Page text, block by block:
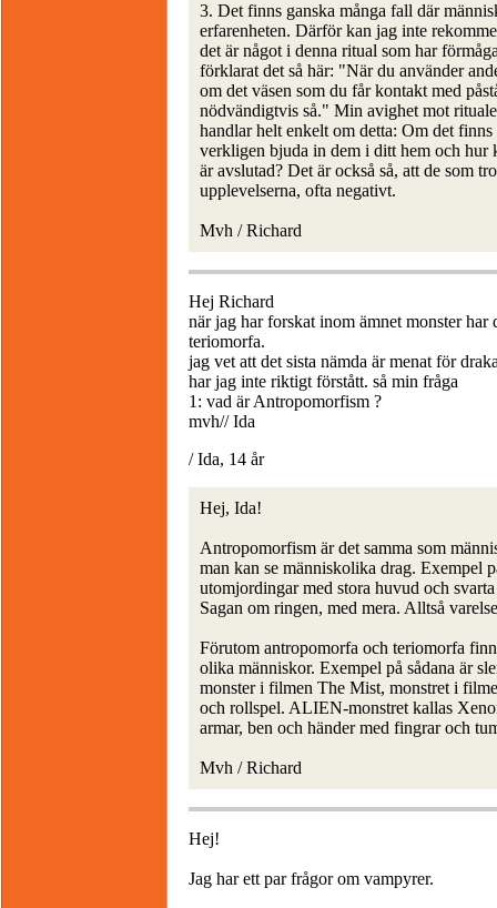
3. Det finns ganska många fall där
erfarenheten. Därför kan jag inte
det är något i denna ritual som har
förklarat det så här: "När du använder
om det väsen som du får kontakt med
nödvändigtvis så." Min avighet mot
handlar helt enkelt om detta: Om det
verkligen bjuda in dem i ditt hem och hur
är avslutad? Det är också så, att de som
upplevelserna, ofta negativt.
Mvh / Richard
Hej Richard
när jag har forskat inom ämnet monster
teriomorfa.
jag vet att det sista nämda är menat för
har jag inte riktigt förstått. så min fråga
1: vad är Antropomorfism ?
mvh// Ida
/ Ida, 14 år
Hej, Ida!
Antropomorfism är det samma som
man kan se människolika drag. Exempel
utomjordingar med stora huvud och
Sagan om ringen, med mera. Alltså
Förutom antropomorfa och teriomorfa
olika människor. Exempel på sådana är
monster i filmen The Mist, monstret i
och rollspel. ALIEN-monstret kallas
armar, ben och händer med fingrar och
Mvh / Richard
Hej!
Jag har ett par frågor om vampyrer.